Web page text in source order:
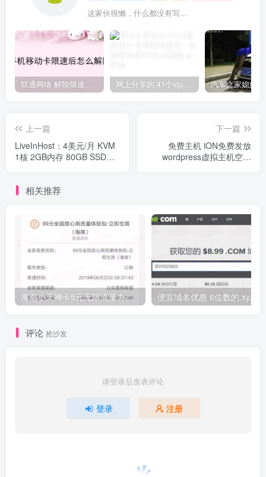
这家伙很懒，什么都没有写...
联通网络 解除限速方法参考！畅享、畅玩、老白干等及其它地区自测了 网上分享的 41个vip解析接口 有需要的拿去~ 免费看全网VIP会员视频
上一篇
LiveInHost：4美元/月 KVM
1核 2GB内存 80GB SSD
下一篇
免费主机 iON免费发放
wordpress虚拟主机空间
相关推荐
海南小天神卡5元无限流量办理的方法，5元流量不限量自行车来了
评论 抢沙发
请登录后发表评论
登录 注册